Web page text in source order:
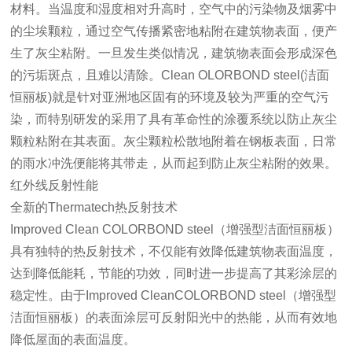
材料。当温度和湿度相对升高时，空气中的污染物及烟雾中
的尘埃颗粒，通过空气传播紧密地粘附在建筑物表面，便产
生了灰尘粘附。一旦发生类似情况，建筑物表面会形成深色
的污垢斑点，且难以清除。Clean OLORBOND steel(洁面
恒丽板)就是针对亚洲地区固有的环境及较为严重的空气污
染，而特别研发的采用了具有革命性的涂覆系统以防止灰尘
颗粒粘附在其表面。灰尘颗粒松散地附着在钢板表面，日常
的雨水冲洗便能将其带走，从而起到防止灰尘粘附的效果。
红外线反射性能
全新的Thermatech热反射技术
Improved Clean COLORBOND steel（增强型洁面恒丽板）
具有独特的热反射技术，不仅能有效降低建筑物表面温度，
达到降低能耗，节能的功效，同时进一步提高了其彩涂层的
稳定性。由于Improved CleanCOLORBOND steel（增强型
洁面恒丽板）的表面涂层可反射阳光中的热能，从而有效地
降低屋面的表面温度。